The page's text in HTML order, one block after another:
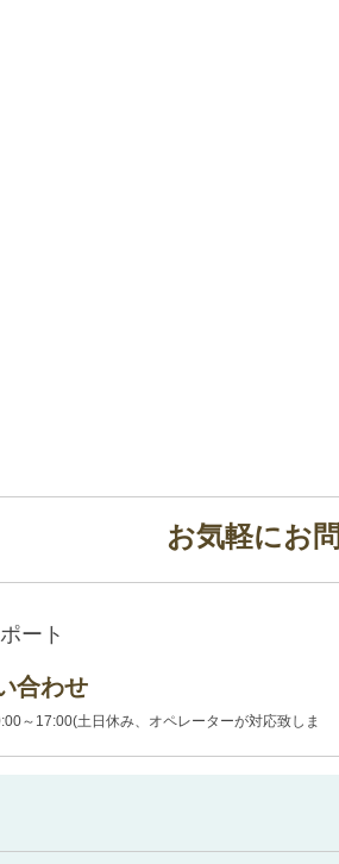
お気軽にお
ート
合わせ
～17:00(土日休み、オペレーターが対応致しま